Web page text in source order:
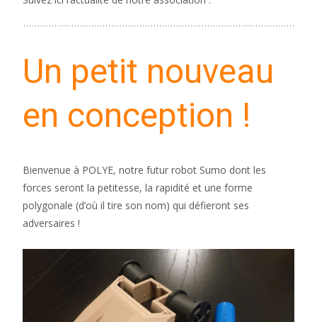
Un petit nouveau
en conception !
Bienvenue à POLYE, notre futur robot Sumo dont les
forces seront la petitesse, la rapidité et une forme
polygonale (d’où il tire son nom) qui défieront ses
adversaires !